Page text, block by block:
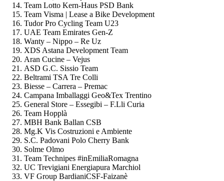
Team Lotto Kern-Haus PSD Bank
Team Visma | Lease a Bike Development
Tudor Pro Cycling Team U23
UAE Team Emirates Gen-Z
Wanty – Nippo – Re Uz
XDS Astana Development Team
Aran Cucine – Vejus
ASD G.C. Sissio Team
Beltrami TSA Tre Colli
Biesse – Carrera – Premac
Campana Imballaggi Geo&Tex Trentino
General Store – Essegibi – F.Lli Curia
Team Hopplà
MBH Bank Ballan CSB
Mg.K Vis Costruzioni e Ambiente
S.C. Padovani Polo Cherry Bank
Solme Olmo
Team Technipes #inEmiliaRomagna
UC Trevigiani Energiapura Marchiol
VF Group BardianiCSF-Faizanè